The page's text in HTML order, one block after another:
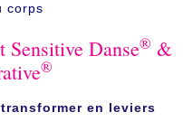
corps
Sensitive Danse® &
®
en leviers